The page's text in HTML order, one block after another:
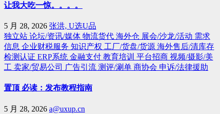
让我大吃一惊。。。。
5 月 28, 2026 张洪, U选U品
独立站 论坛/资讯/媒体 物流货代 海外仓 展会/沙龙/活动 需求
信息 企业财税服务 知识产权 工厂/货盘/货源 海外售后/清库存
检测认证 ERP系统 金融支付 教育培训 平台招商 视频/摄影/美
工 卖家/贸易公司 广告引流 测评/涮单 商协会 申诉/法律援助
置顶 必读：发布教程指南
5 月 28, 2026 a@uxup.cn